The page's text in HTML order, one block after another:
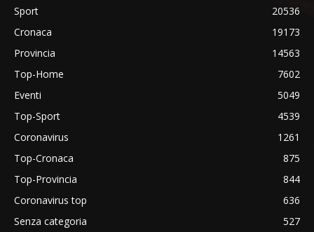
Sport
20536
Cronaca
19173
Provincia
14563
Top-Home
7602
Eventi
5049
Top-Sport
4539
Coronavirus
1261
Top-Cronaca
875
Top-Provincia
844
Coronavirus top
636
Senza categoria
527